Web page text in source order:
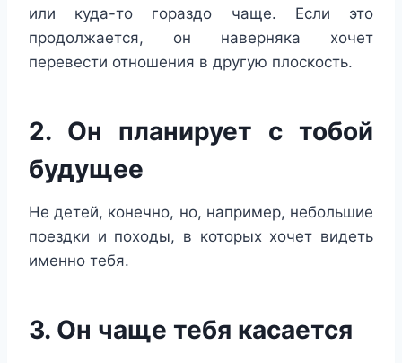
или куда-то гораздо чаще. Если это
продолжается, он наверняка хочет
перевести отношения в другую плоскость.
2. Он планирует с тобой
будущее
Не детей, конечно, но, например, небольшие
поездки и походы, в которых хочет видеть
именно тебя.
3. Он чаще тебя касается